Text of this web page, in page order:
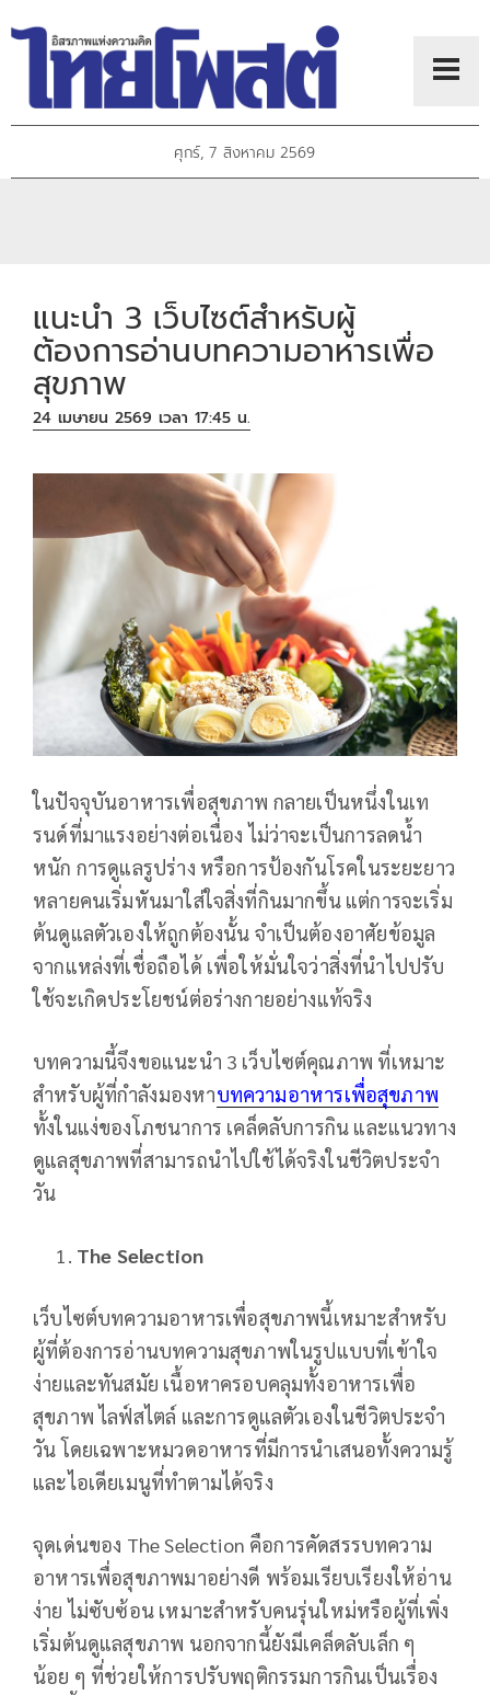
ศุกร์, 7 สิงหาคม 2569
แนะนำ 3 เว็บไซต์สำหรับผู้
ต้องการอ่านบทความอาหารเพื่อ
สุขภาพ
24 เมษายน 2569 เวลา 17:45 น.
ในปัจจุบันอาหารเพื่อสุขภาพ กลายเป็นหนึ่งในเท
รนด์ที่มาแรงอย่างต่อเนื่อง ไม่ว่าจะเป็นการลดน้ำ
หนัก การดูแลรูปร่าง หรือการป้องกันโรคในระยะยาว
หลายคนเริ่มหันมาใส่ใจสิ่งที่กินมากขึ้น แต่การจะเริ่ม
ต้นดูแลตัวเองให้ถูกต้องนั้น จำเป็นต้องอาศัยข้อมูล
จากแหล่งที่เชื่อถือได้ เพื่อให้มั่นใจว่าสิ่งที่นำไปปรับ
ใช้จะเกิดประโยชน์ต่อร่างกายอย่างแท้จริง
บทความนี้จึงขอแนะนำ 3 เว็บไซต์คุณภาพ ที่เหมาะ
สำหรับผู้ที่กำลังมองหาบทความอาหารเพื่อสุขภาพ
ทั้งในแง่ของโภชนาการ เคล็ดลับการกิน และแนวทาง
ดูแลสุขภาพที่สามารถนำไปใช้ได้จริงในชีวิตประจำ
วัน
The Selection
เว็บไซต์บทความอาหารเพื่อสุขภาพนี้เหมาะสำหรับ
ผู้ที่ต้องการอ่านบทความสุขภาพในรูปแบบที่เข้าใจ
ง่ายและทันสมัย เนื้อหาครอบคลุมทั้งอาหารเพื่อ
สุขภาพ ไลฟ์สไตล์ และการดูแลตัวเองในชีวิตประจำ
วัน โดยเฉพาะหมวดอาหารที่มีการนำเสนอทั้งความรู้
และไอเดียเมนูที่ทำตามได้จริง
จุดเด่นของ The Selection คือการคัดสรรบทความ
อาหารเพื่อสุขภาพมาอย่างดี พร้อมเรียบเรียงให้อ่าน
ง่าย ไม่ซับซ้อน เหมาะสำหรับคนรุ่นใหม่หรือผู้ที่เพิ่ง
เริ่มต้นดูแลสุขภาพ นอกจากนี้ยังมีเคล็ดลับเล็ก ๆ
น้อย ๆ ที่ช่วยให้การปรับพฤติกรรมการกินเป็นเรื่อง